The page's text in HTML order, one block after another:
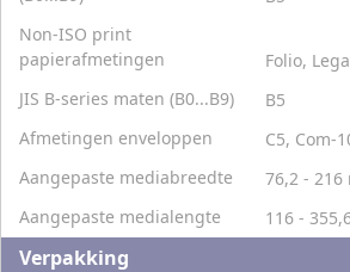
Non-ISO print
papierafmetingen
Folio,
JIS B-series maten (B0...B9)
B5
Afmetingen enveloppen
C5, Com-
Aangepaste mediabreedte
76,2 - 216
Aangepaste medialengte
116 -
Verpakking